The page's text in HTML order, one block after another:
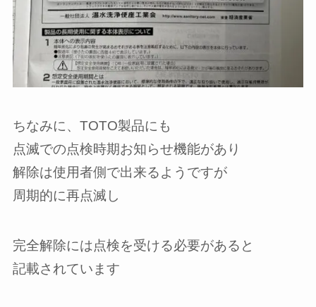
ちなみに、TOTO製品にも
点滅での点検時期お知らせ機能があり
解除は使用者側で出来るようですが
周期的に再点滅し
完全解除には点検を受ける必要があると
記載されています